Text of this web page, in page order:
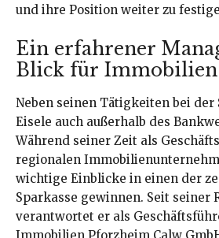
und ihre Position weiter zu
Ein erfahrener
Blick für Immobilien
Neben seinen Tätigkeiten bei der
Eisele auch außerhalb des
Während seiner Zeit als
regionalen
wichtige Einblicke in einen der
Sparkasse gewinnen. Seit seiner
verantwortet er als